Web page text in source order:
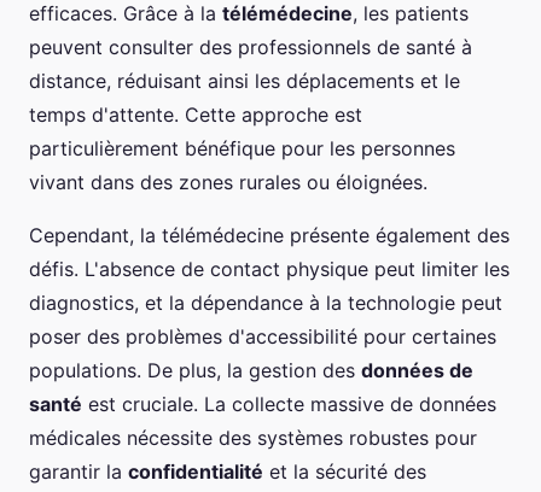
efficaces. Grâce à la télémédecine, les patients
peuvent consulter des professionnels de santé à
distance, réduisant ainsi les déplacements et le
temps d'attente. Cette approche est
particulièrement bénéfique pour les personnes
vivant dans des zones rurales ou éloignées.
Cependant, la télémédecine présente également des
défis. L'absence de contact physique peut limiter les
diagnostics, et la dépendance à la technologie peut
poser des problèmes d'accessibilité pour certaines
populations. De plus, la gestion des données de
santé est cruciale. La collecte massive de données
médicales nécessite des systèmes robustes pour
garantir la confidentialité et la sécurité des